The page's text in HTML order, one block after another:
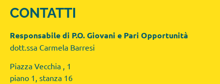
CONTATTI
Responsabile di P.O. Giovani e Pari Opportunità
dott.ssa Carmela Barresi
Piazza Vecchia , 1
piano 1, stanza 16